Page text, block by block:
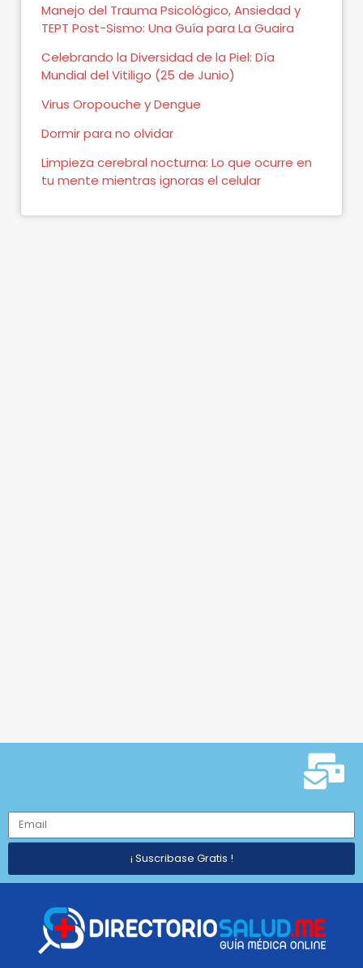
Manejo del Trauma Psicológico, Ansiedad y
TEPT Post-Sismo: Una Guía para La Guaira
Celebrando la Diversidad de la Piel: Día
Mundial del Vitiligo (25 de Junio)
Virus Oropouche y Dengue
Dormir para no olvidar
Limpieza cerebral nocturna: Lo que ocurre en
tu mente mientras ignoras el celular
¡ Suscribase Gratis !